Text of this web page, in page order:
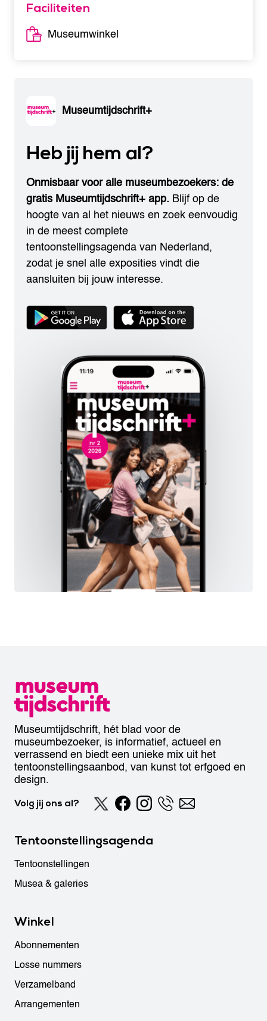
Faciliteiten
Museumwinkel
Museumtijdschrift+
Heb jij hem al?
Onmisbaar voor alle museumbezoekers: de
gratis Museumtijdschrift+ app. Blijf op de
hoogte van al het nieuws en zoek eenvoudig
in de meest complete
tentoonstellingsagenda van Nederland,
zodat je snel alle exposities vindt die
aansluiten bij jouw interesse.
Museumtijdschrift, hét blad voor de
museumbezoeker, is informatief, actueel en
verrassend en biedt een unieke mix uit het
tentoonstellingsaanbod, van kunst tot erfgoed en
design.
Volg jij ons al?
Tentoonstellingsagenda
Tentoonstellingen
Musea & galeries
Winkel
Abonnementen
Losse nummers
Verzamelband
Arrangementen